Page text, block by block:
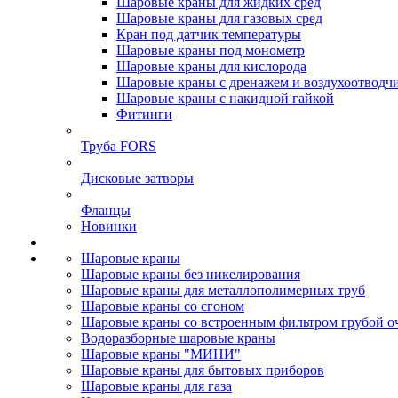
Шаровые краны для газовых сред
Кран под датчик температуры
Шаровые краны под монометр
Шаровые краны для кислорода
Шаровые краны с дренажем и
Шаровые краны с накидной гайкой
Фитинги
Труба FORS
Дисковые затворы
Фланцы
Новинки
Шаровые краны
Шаровые краны без никелирования
Шаровые краны для металлополимерных труб
Шаровые краны со сгоном
Шаровые краны со встроенным фильтром грубой
Водоразборные шаровые краны
Шаровые краны "МИНИ"
Шаровые краны для бытовых приборов
Шаровые краны для газа